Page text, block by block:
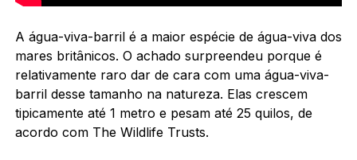
A água-viva-barril é a maior espécie de água-viva dos
mares britânicos. O achado surpreendeu porque é
relativamente raro dar de cara com uma água-viva-
barril desse tamanho na natureza. Elas crescem
tipicamente até 1 metro e pesam até 25 quilos, de
acordo com The Wildlife Trusts.